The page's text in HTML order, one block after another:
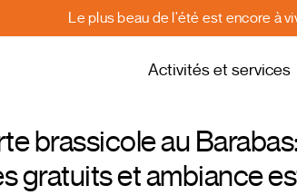
Le plus beau de l'été est encore à
Activités et services
brassicole au
gratuits et ambiance